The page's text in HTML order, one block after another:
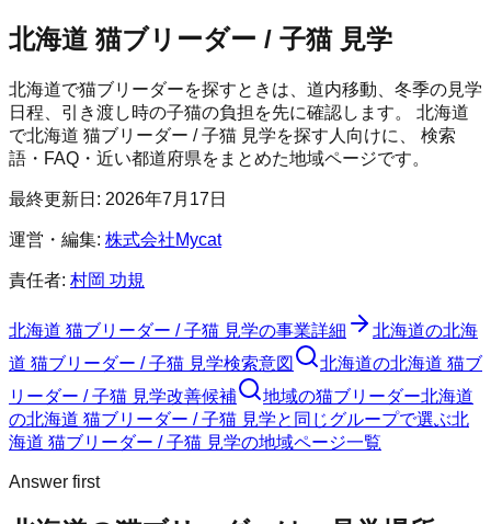
北海道 猫ブリーダー / 子猫 見学
北海道で猫ブリーダーを探すときは、道内移動、冬季の見学
日程、引き渡し時の子猫の負担を先に確認します。 北海道
で北海道 猫ブリーダー / 子猫 見学を探す人向けに、 検索
語・FAQ・近い都道府県をまとめた地域ページです。
最終更新日: 2026年7月17日
運営・編集: 株式会社Mycat
責任者: 村岡 功規
北海道 猫ブリーダー / 子猫 見学の事業詳細
北海道の北海
道 猫ブリーダー / 子猫 見学検索意図
北海道の北海道 猫ブ
リーダー / 子猫 見学改善候補
地域の猫ブリーダー北海道
の北海道 猫ブリーダー / 子猫 見学と同じグループで選ぶ北
海道 猫ブリーダー / 子猫 見学の地域ページ一覧
Answer first